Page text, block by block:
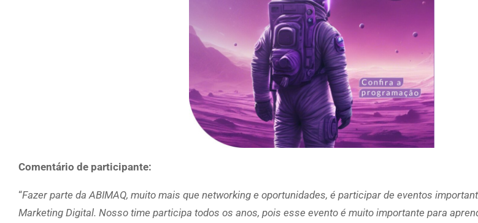
Comentário de participante:
“Fazer parte da ABIMAQ, muito mais que networking e oportunidades, é participar de eventos
Marketing Digital. Nosso time participa todos os anos, pois esse evento é muito importante para